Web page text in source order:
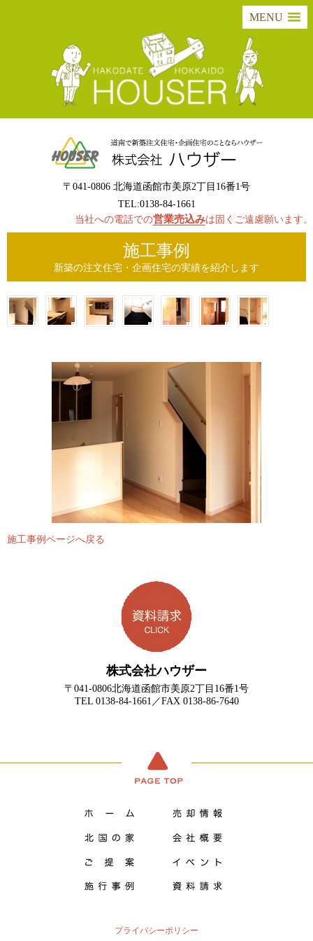
MENU
〒041-0806 北海道函館市美原2丁目16番1号
TEL:0138-84-1661
当社への電話での営業売込みは固くご遠慮願います。
施工事例
新築の注文住宅・企画住宅の実績を紹介します
施工事例ページへ戻る
株式会社ハウザー
〒041-0806北海道函館市美原2丁目16番1号
TEL 0138-84-1661／FAX 0138-86-7640
プライバシーポリシー